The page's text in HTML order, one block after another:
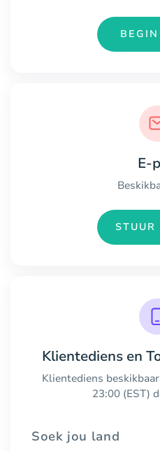
E-
STUUR
Klientediens en
Klientediens
23:00 (EST)
Soek jou land